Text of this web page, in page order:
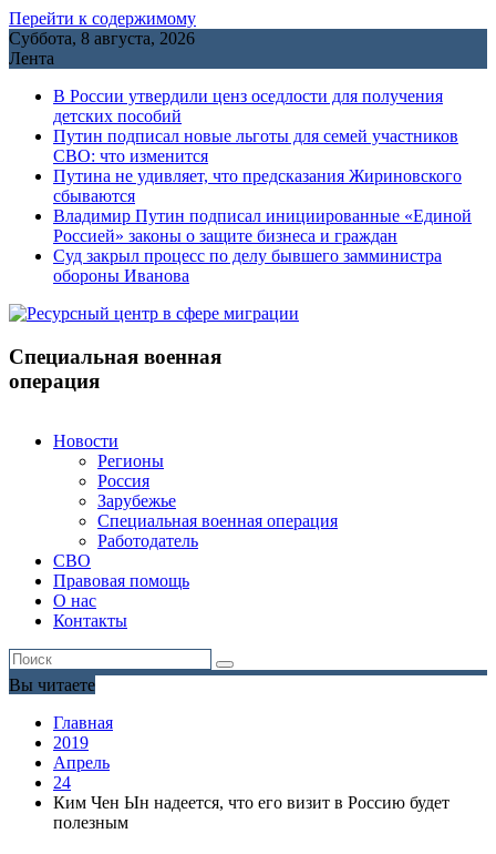
Перейти к содержимому
Суббота, 8 августа, 2026
Лента
В России утвердили ценз оседлости для получения
детских пособий
Путин подписал новые льготы для семей участников
СВО: что изменится
Путина не удивляет, что предсказания Жириновского
сбываются
Владимир Путин подписал инициированные «Единой
Россией» законы о защите бизнеса и граждан
Cуд закрыл процесс по делу бывшего замминистра
обороны Иванова
Специальная военная
операция
Новости
Регионы
Россия
Зарубежье
Специальная военная операция
Работодатель
СВО
Правовая помощь
О нас
Контакты
Вы читаете
Главная
2019
Апрель
24
Ким Чен Ын надеется, что его визит в Россию будет
полезным